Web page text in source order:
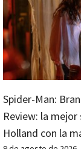
Spider-Man:
Review: la
Holland con la